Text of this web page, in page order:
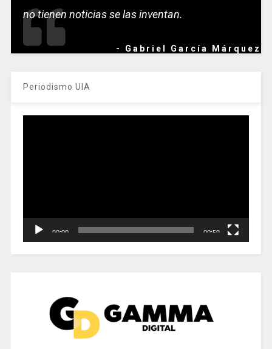
no tienen noticias se las inventan.
- Gabriel García Márquez
Periodismo UIA
00:00 00:59